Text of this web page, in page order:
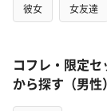
彼女 女友達
コフレ・限定
から探す（男性）